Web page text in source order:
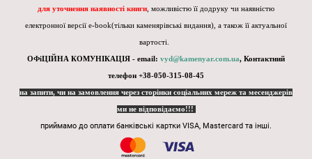
для уточнення наявності книги , можливістю її додруку чи наявністю
електронної версії e-book(тільки каменярівські видання), а також її актуальної
вартості.
ОФіЦІЙНА КОМУНІКАЦІЯ - email: vyd@kamenyar.com.ua, Контактний
телефон +38-050-315-08-45
на запити, чи на замовлення через сторінки соціальних мереж та месенджерів
ми не відповідаємо!!!
приймамо до оплати банківські картки VISA, Mastercard та інші.